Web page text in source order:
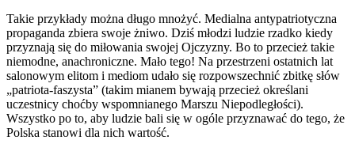
Takie przykłady można długo mnożyć. Medialna antypatriotyczna
propaganda zbiera swoje żniwo. Dziś młodzi ludzie rzadko kiedy
przyznają się do miłowania swojej Ojczyzny. Bo to przecież takie
niemodne, anachroniczne. Mało tego! Na przestrzeni ostatnich lat
salonowym elitom i mediom udało się rozpowszechnić zbitkę słów
„patriota-faszysta” (takim mianem bywają przecież określani
uczestnicy choćby wspomnianego Marszu Niepodległości).
Wszystko po to, aby ludzie bali się w ogóle przyznawać do tego, że
Polska stanowi dla nich wartość.